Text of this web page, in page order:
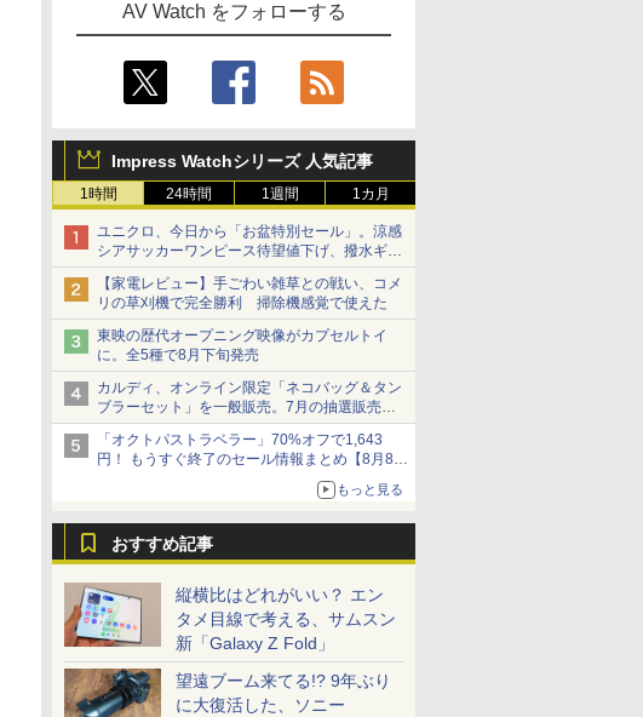
AV Watch をフォローする
Impress Watchシリーズ 人気記事
1時間 24時間 1週間 1カ月
ユニクロ、今日から「お盆特別セール」。涼感
シアサッカーワンピース待望値下げ、撥水ギア
ショーツは1990円に
【家電レビュー】手ごわい雑草との戦い、コメ
リの草刈機で完全勝利 掃除機感覚で使えた
東映の歴代オープニング映像がカプセルトイ
に。全5種で8月下旬発売
カルディ、オンライン限定「ネコバッグ＆タン
ブラーセット」を一般販売。7月の抽選販売の
当選無効分
「オクトパストラベラー」70%オフで1,643
円！ もうすぐ終了のセール情報まとめ【8月8日
ニンテンドーeショップでは「大神 絶景版」が
もっと見る
おすすめ記事
縦横比はどれがいい？ エン
タメ目線で考える、サムスン
新「Galaxy Z Fold」
望遠ブーム来てる!? 9年ぶり
に大復活した、ソニー